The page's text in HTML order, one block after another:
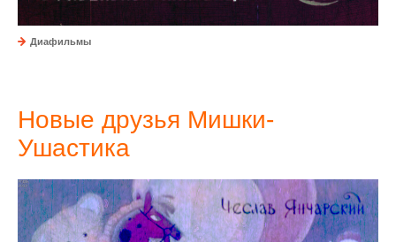
Диафильмы
Новые друзья Мишки-
Ушастика